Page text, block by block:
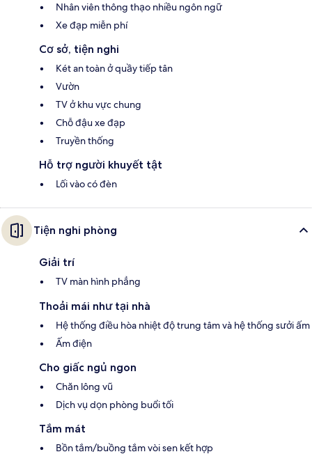
Nhân viên thông thạo nhiều ngôn ngữ
Xe đạp miễn phí
Cơ sở, tiện nghi
Két an toàn ở quầy tiếp tân
Vườn
TV ở khu vực chung
Chỗ đậu xe đạp
Truyền thống
Hỗ trợ người khuyết tật
Lối vào có đèn
Tiện nghi phòng
Giải trí
TV màn hình phẳng
Thoải mái như tại nhà
Hệ thống điều hòa nhiệt độ trung tâm và hệ thống sưởi ấm
Ấm điện
Cho giấc ngủ ngon
Chăn lông vũ
Dịch vụ dọn phòng buổi tối
Tắm mát
Bồn tắm/buồng tắm vòi sen kết hợp